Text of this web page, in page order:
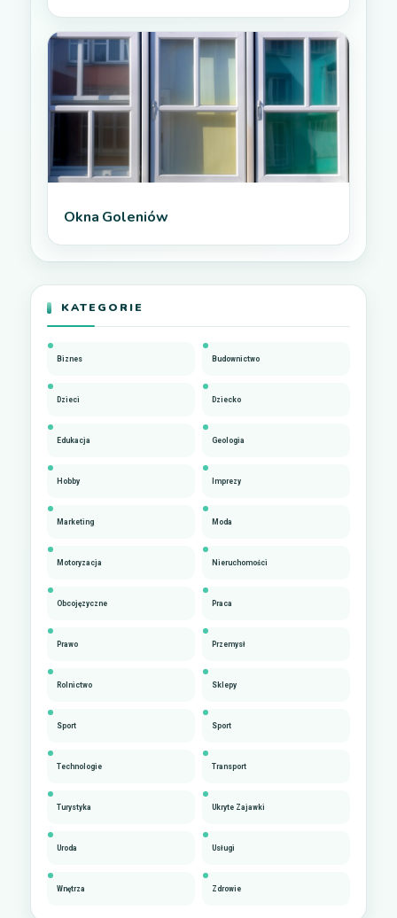
Okna Goleniów
KATEGORIE
Biznes Budownictwo
Dzieci Dziecko
Edukacja Geologia
Hobby Imprezy
Marketing Moda
Motoryzacja Nieruchomości
Obcojęzyczne Praca
Prawo Przemysł
Rolnictwo Sklepy
Sport Sport
Technologie Transport
Turystyka Ukryte Zajawki
Uroda Usługi
Wnętrza Zdrowie